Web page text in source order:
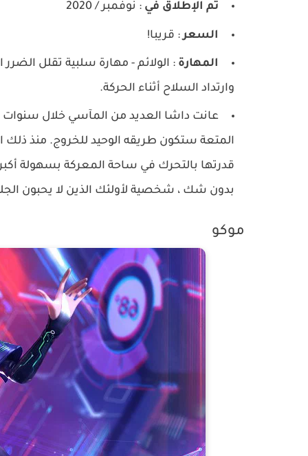
تم الإطلاق في : نوفمبر / 2020
السعر: قريبا!
المهارة : الولائم - مهارة سلبية تقلل
وارتداد السلاح أثناء الحركة.
عانت داشا العديد من المآسي خلال سنوات
المتعة ستكون طريقه الوحيد للخروج. منذ
قدرتها بالتحرك في ساحة المعركة بسهولة
بدون شك ، شخصية لأولئك الذين لا يحبون
موكو